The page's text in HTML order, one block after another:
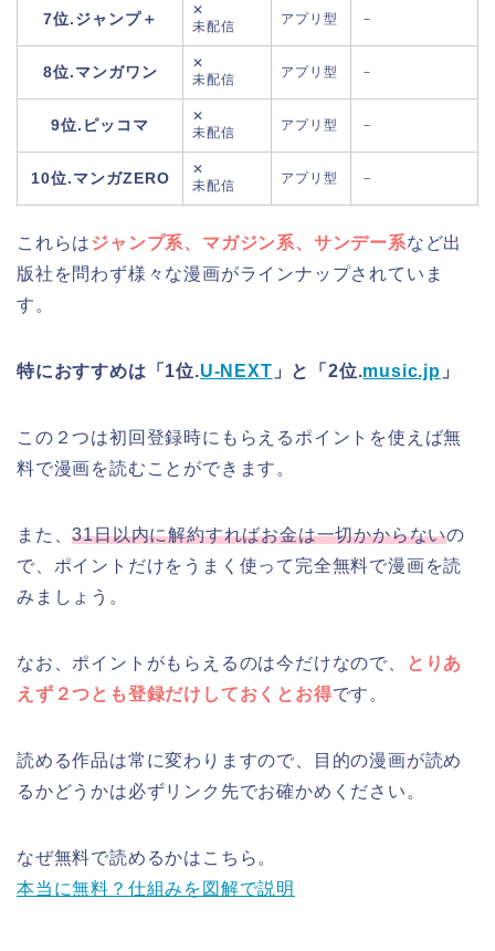
7位.ジャンプ＋
✕
未配信
アプリ型 －
8位.マンガワン
✕
未配信
アプリ型 －
9位.ピッコマ
✕
未配信
アプリ型 －
10位.マンガZERO
✕
未配信
アプリ型 －
これらは ジャンプ系、マガジン系、サンデー系など出
版社を問わず様々な漫画がラインナップされていま
す。
特におすすめは「1位.U-NEXT 」と「2位.music.jp 」
この２つは初回登録時にもらえるポイントを使えば無
料で漫画を読むことができます。
また、31日以内に解約すればお金は一切かからないの
で、ポイントだけをうまく使って完全無料で漫画を読
みましょう。
なお、ポイントがもらえるのは今だけなので、
とりあ
えず２つとも登録だけしておくとお得です。
読める作品は常に変わりますので、目的の漫画が読め
るかどうかは必ずリンク先でお確かめください。
なぜ無料で読めるかはこちら。
本当に無料？仕組みを図解で説明